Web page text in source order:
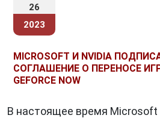
26
2023
MICROSOFT И NVIDIA
СОГЛАШЕНИЕ О ПЕРЕНОСЕ ИГР
GEFORCE NOW
В настоящее время Microsoft